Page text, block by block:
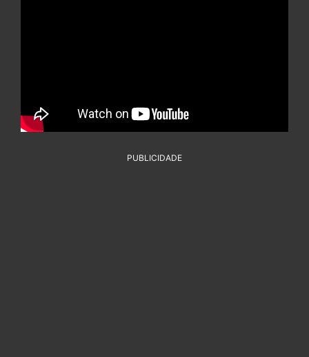
PUBLICIDADE